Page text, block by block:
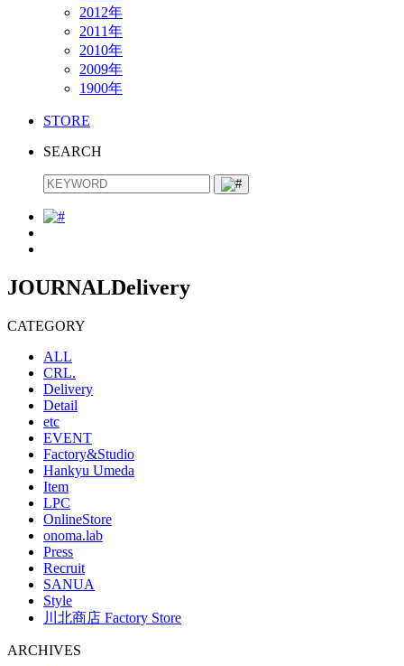
2012年
2011年
2010年
2009年
1900年
STORE
SEARCH
JOURNALDelivery
CATEGORY
ALL
CRL.
Delivery
Detail
etc
EVENT
Factory&Studio
Hankyu Umeda
Item
LPC
OnlineStore
onoma.lab
Press
Recruit
SANUA
Style
川北商店 Factory Store
ARCHIVES